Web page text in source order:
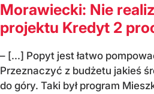
Morawiecki: Nie
projektu Kredyt 2
– [...] Popyt jest łatwo
Przeznaczyć z budżetu jakieś
do góry. Taki był program